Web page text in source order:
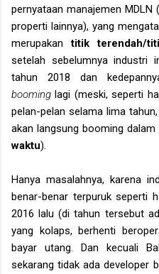
pernyataan manajemen
properti lainnya), yang
merupakantitik terendah/
setelah sebelumnya industri
tahun 2018 dan
boominglagi (meski, seperti
pelan-pelan selama lima
akan langsung booming
waktu).
Hanya masalahnya, karena
benar-benar terpuruk seperti
2016 lalu (di tahun tersebut
yang kolaps, berhenti
bayar utang. Dan kecuali
sekarang tidak ada developer